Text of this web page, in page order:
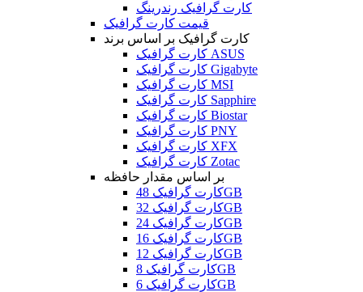
کارت گرافیک رندرینگ
قیمت کارت گرافیک
کارت گرافیک بر اساس برند
کارت گرافیک ASUS
کارت گرافیک Gigabyte
کارت گرافیک MSI
کارت گرافیک Sapphire
کارت گرافیک Biostar
کارت گرافیک PNY
کارت گرافیک XFX
کارت گرافیک Zotac
بر اساس مقدار حافظه
کارت گرافیک 48GB
کارت گرافیک 32GB
کارت گرافیک 24GB
کارت گرافیک 16GB
کارت گرافیک 12GB
کارت گرافیک 8GB
کارت گرافیک 6GB